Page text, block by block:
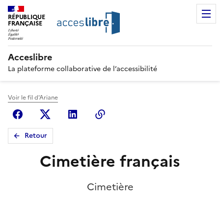
RÉPUBLIQUE
FRANÇAISE
Acceslibre
La plateforme collaborative de l’accessibilité
Voir le fil d'Ariane
FacebookX (anciennement Twitter)
Linkedin
Retour
Cimetière français
Cimetière